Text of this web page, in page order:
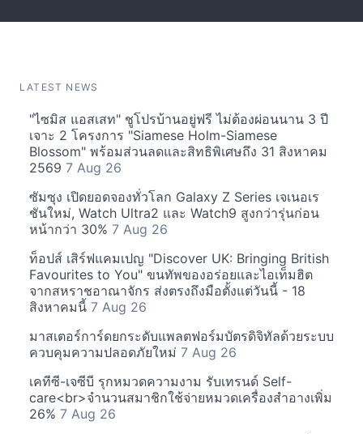
LATEST NEWS
"ไซมิส แอสเสท" ชูโปรบ้านอยู่ฟรี ไม่ต้องผ่อนนาน 3 ปี
เจาะ 2 โครงการ "Siamese Holm-Siamese
Blossom" พร้อมส่วนลดและสิทธิพิเศษถึง 31 สิงหาคม
2569 7 Aug 26
ซัมซุง เปิดยอดจองทั่วโลก Galaxy Z Series เจเนอเร
ชันใหม่, Watch Ultra2 และ Watch9 สูงกว่ารุ่นก่อน
หน้ากว่า 30% 7 Aug 26
ท็อปส์ เสิร์ฟแคมเปญ "Discover UK: Bringing British
Favourites to You" ขนทัพของอร่อยและไอเท็มฮิต
จากสหราชอาณาจักร ส่งตรงถึงมือตั้งแต่วันนี้ - 18
สิงหาคมนี้ 7 Aug 26
มาสเตอร์การ์ดยกระดับแพลตฟอร์มบัตรดิจิทัลด้วยระบบ
ควบคุมความปลอดภัยใหม่ 7 Aug 26
เคทีซี-เจซีบี รุกหมวดความงาม รับเทรนด์ Self-
care<br>จำนวนสมาชิกใช้จ่ายหมวดเครื่องสำอางเพิ่ม
26% 7 Aug 26